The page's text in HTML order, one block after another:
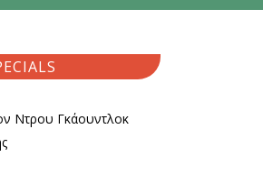
Ντρου Γκάουντλοκ